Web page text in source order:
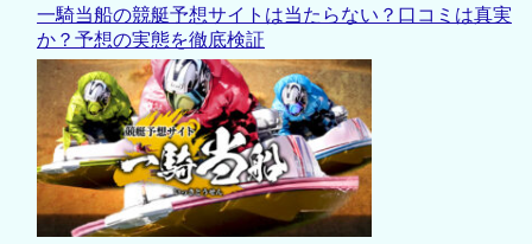
一騎当船の競艇予想サイトは当たらない？口コミは真実
か？予想の実態を徹底検証